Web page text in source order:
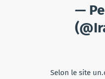
—
Selon le site